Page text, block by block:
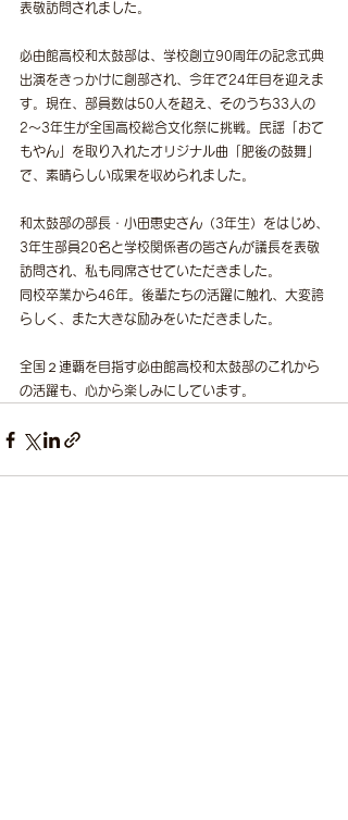
表敬訪問されました。
必由館高校和太鼓部は、学校創立90周年の記念式典
出演をきっかけに創部され、今年で24年目を迎えま
す。現在、部員数は50人を超え、そのうち33人の
2〜3年生が全国高校総合文化祭に挑戦。民謡「おて
もやん」を取り入れたオリジナル曲「肥後の鼓舞」
で、素晴らしい成果を収められました。
和太鼓部の部長・小田恵史さん（3年生）をはじめ、
3年生部員20名と学校関係者の皆さんが議長を表敬
訪問され、私も同席させていただきました。
同校卒業から46年。後輩たちの活躍に触れ、大変誇
らしく、また大きな励みをいただきました。
全国２連覇を目指す必由館高校和太鼓部のこれから
の活躍も、心から楽しみにしています。